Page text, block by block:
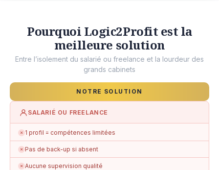
Pourquoi Logic2Profit est la
meilleure solution
Entre l’isolement du salarié ou freelance et la lourdeur des
grands cabinets
NOTRE SOLUTION
SALARIÉ OU FREELANCE
✗ 1 profil = compétences limitées
✗ Pas de back-up si absent
✗ Aucune supervision qualité